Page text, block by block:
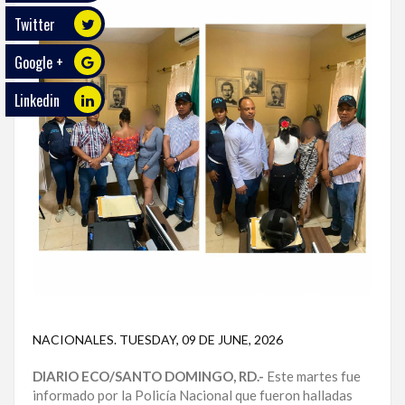
ECO
PLAY
TRABAJOS
DE
INVESTIGACIÓN
PROVINCIAS
DISTRITO
NACIONAL
JUAN
Twitter
Google +
Linkedin
NACIONALES. TUESDAY, 09 DE JUNE, 2026
DIARIO ECO/SANTO DOMINGO, RD.- Este martes fue
informado por la Policía Nacional que fueron halladas